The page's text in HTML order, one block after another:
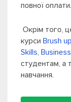
повної оплати.
Окрім того,
курси Brush
Skills, Business
студентам, а
навчання.